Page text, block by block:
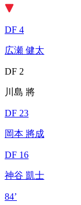
DF 4
広瀬 健太
DF 2
川島 將
DF 23
岡本 將成
DF 16
神谷 凱士
84’